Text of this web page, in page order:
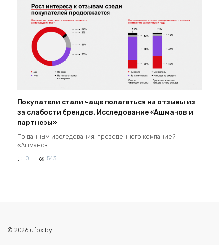
Покупатели стали чаще полагаться на отзывы из-
за слабости брендов. Исследование «Ашманов и
партнеры»
По данным исследования, проведенного компанией
«Ашманов
0 543
© 2026 ufox.by